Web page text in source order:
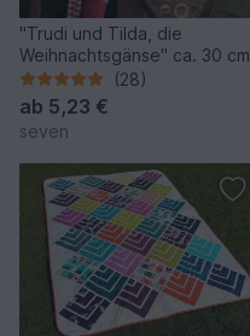
"Trudi und Tilda, die
Weihnachtsgänse" ca. 30 cm
(28)
ab 5,23 €
seven